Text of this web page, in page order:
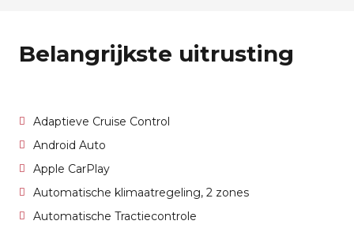
Belangrijkste uitrusting
Adaptieve Cruise Control
Android Auto
Apple CarPlay
Automatische klimaatregeling, 2 zones
Automatische Tractiecontrole